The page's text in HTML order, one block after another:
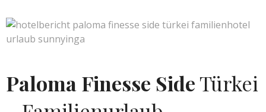
Paloma Finesse SideTürkei